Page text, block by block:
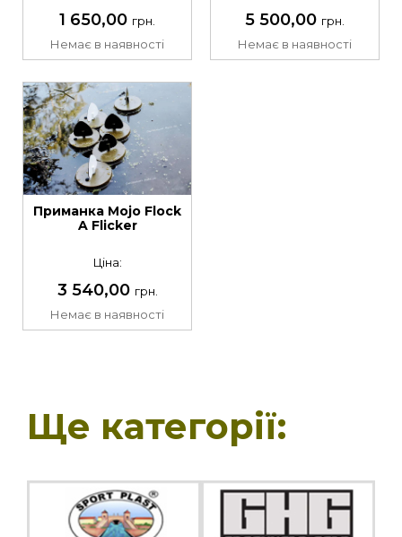
1 650,00 грн.
Немає в наявності
5 500,00 грн.
Немає в наявності
Приманка Mojo Flock
A Flicker
Ціна:
3 540,00 грн.
Немає в наявності
Ще категорії: